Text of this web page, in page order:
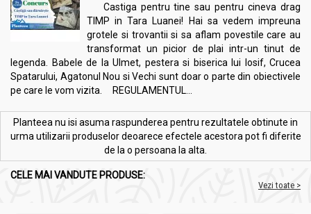
Castiga pentru tine sau pentru cineva drag
TIMP in Tara Luanei! Hai sa vedem impreuna
grotele si trovantii si sa aflam povestile care au
transformat un picior de plai intr-un tinut de
legenda. Babele de la Ulmet, pestera si biserica lui Iosif, Crucea
Spatarului, Agatonul Nou si Vechi sunt doar o parte din obiectivele
pe care le vom vizita. REGULAMENTUL...
Planteea nu isi asuma raspunderea pentru rezultatele obtinute in
urma utilizarii produselor deoarece efectele acestora pot fi diferite
de la o persoana la alta.
CELE MAI VANDUTE PRODUSE:
Vezi toate >